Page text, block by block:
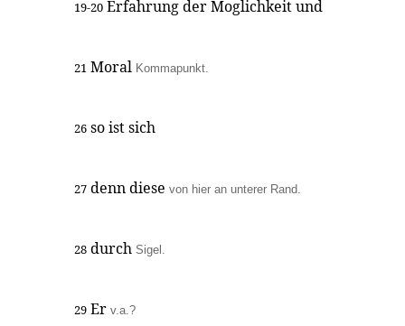
19-20 Erfahrung der Moglichkeit und
21 Moral Kommapunkt.
26 so ist sich
27 denn diese von hier an unterer Rand.
28 durch Sigel.
29 Er v.a.?